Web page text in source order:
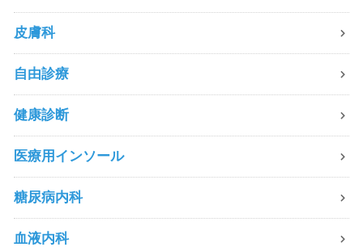
皮膚科
自由診療
健康診断
医療用インソール
糖尿病内科
血液内科